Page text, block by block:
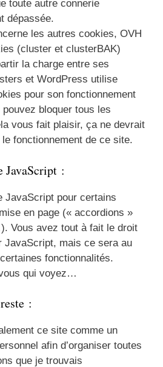
toute autre connerie
dépassée.
les autres cookies, OVH
(cluster et clusterBAK)
la charge entre ses
et WordPress utilise
pour son fonctionnement
pouvez bloquer tous les
vous fait plaisir, ça ne devrait
fonctionnement de ce site.
JavaScript :
JavaScript pour certains
en page (« accordions »
Vous avez tout à fait le droit
JavaScript, mais ce sera au
fonctionnalités.
qui voyez…
:
ce site comme un
afin d’organiser toutes
que je trouvais